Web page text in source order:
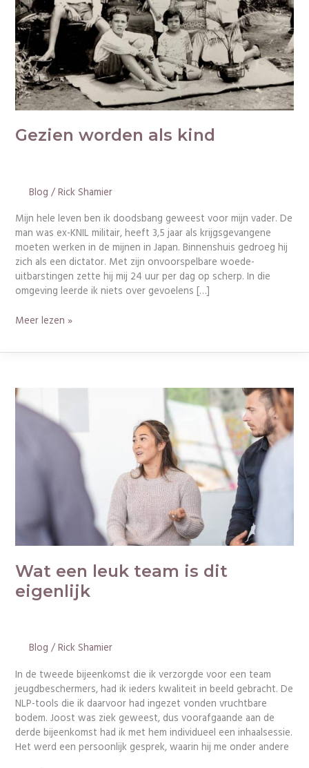
Gezien worden als kind
Blog /Rick Shamier
Mijn hele leven ben ik doodsbang geweest voor mijn vader. De
man was ex-KNIL militair, heeft 3,5 jaar als krijgsgevangene
moeten werken in de mijnen in Japan. Binnenshuis gedroeg hij
zich als een dictator. Met zijn onvoorspelbare woede-
uitbarstingen zette hij mij 24 uur per dag op scherp. In die
omgeving leerde ik niets over gevoelens […]
Meer lezen »
Wat een leuk team is dit
eigenlijk
Blog /Rick Shamier
In de tweede bijeenkomst die ik verzorgde voor een team
jeugdbeschermers, had ik ieders kwaliteit in beeld gebracht. De
NLP-tools die ik daarvoor had ingezet vonden vruchtbare
bodem. Joost was ziek geweest, dus voorafgaande aan de
derde bijeenkomst had ik met hem individueel een inhaalsessie.
Het werd een persoonlijk gesprek, waarin hij me onder andere
Wat
een